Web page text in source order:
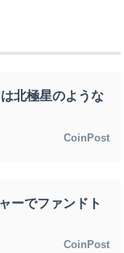
北極星のような
CoinPost
ーでファンドト
CoinPost